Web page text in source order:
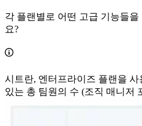
각 플랜별로 어떤 고급 기능들
요?
시트란, 엔터프라이즈 플랜을 사
있는 총 팀원의 수 (조직 매니저